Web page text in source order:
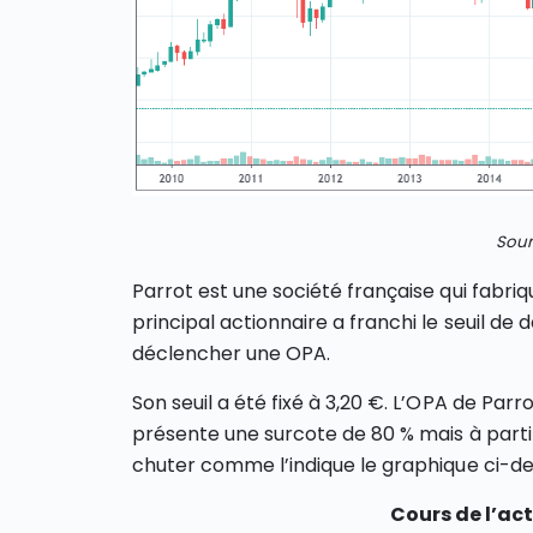
Parrot est une société française qui
principal actionnaire a franchi le seuil de
déclencher une OPA.
Son seuil a été fixé à 3,20 €. L’OPA de
présente une surcote de 80 % mais à
chuter comme l’indique le graphique ci-
Cours de